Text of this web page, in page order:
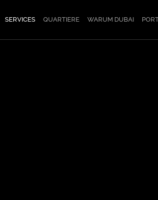
SERVICES QUARTIERE WARUM DUBAI